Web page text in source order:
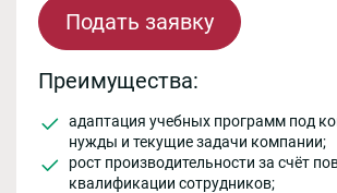
Подать заявку
Преимущества:
адаптация учебных программ под
нужды и текущие задачи компании;
рост производительности за счёт
квалификации сотрудников;